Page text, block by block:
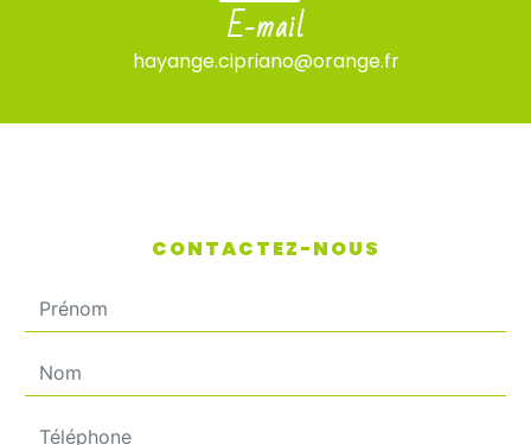
E-mail
hayange.cipriano@orange.fr
CONTACTEZ-NOUS